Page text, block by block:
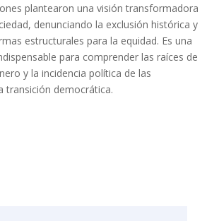
plantearon una visión transformadora
denunciando la exclusión histórica y
estructurales para la equidad. Es una
para comprender las raíces de
y la incidencia política de las
transición democrática.